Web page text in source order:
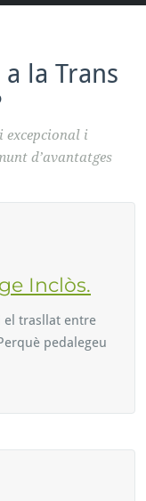
la Trans
excepcional i
d’avantatges
Inclòs.
el trasllat entre
pedalegeu